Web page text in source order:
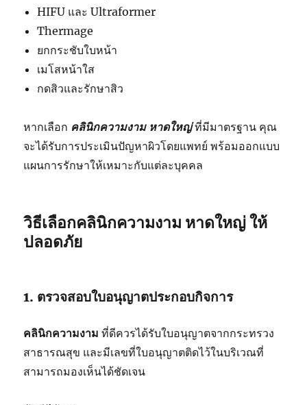
HIFU และ Ultraformer
Thermage
ยกกระชับใบหน้า
เมโสหน้าใส
กดสิวและรักษาสิว
หากเลือก คลินิกความงาม หาดใหญ่ที่มีมาตรฐาน คุณ
จะได้รับการประเมินปัญหาผิวโดยแพทย์ พร้อมออกแบบ
แผนการรักษาให้เหมาะกับแต่ละบุคคล
วิธีเลือกคลินิกความงาม หาดใหญ่ ให้
ปลอดภัย
1. ตรวจสอบใบอนุญาตประกอบกิจการ
คลินิกความงาม ที่ดีควรได้รับใบอนุญาตจากกระทรวง
สาธารณสุข และมีเลขที่ใบอนุญาตติดไว้ในบริเวณที่
สามารถมองเห็นได้ชัดเจน